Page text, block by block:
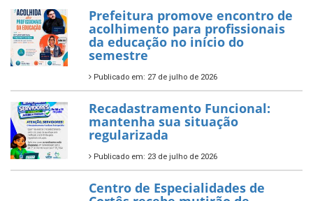
Prefeitura promove encontro de
acolhimento para profissionais
da educação no início do
semestre
Publicado em: 27 de julho de 2026
Recadastramento Funcional:
mantenha sua situação
regularizada
Publicado em: 23 de julho de 2026
Centro de Especialidades de